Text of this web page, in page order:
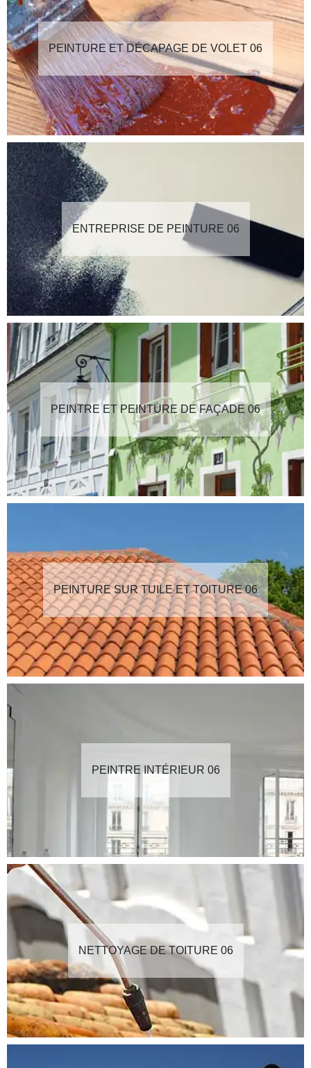
PEINTURE ET DÉCAPAGE DE VOLET 06
ENTREPRISE DE PEINTURE 06
PEINTRE ET PEINTURE DE FAÇADE 06
PEINTURE SUR TUILE ET TOITURE 06
PEINTRE INTÉRIEUR 06
NETTOYAGE DE TOITURE 06